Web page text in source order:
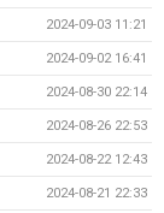
2024-09-03 11:21
2024-09-02 16:41
2024-08-30 22:14
2024-08-26 22:53
2024-08-22 12:43
2024-08-21 22:33